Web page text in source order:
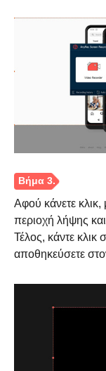
Βήμα 2.
Αφού κάνετε κλικ,
περιοχή λήψης
Τέλος, κάντε
αποθηκεύσετε